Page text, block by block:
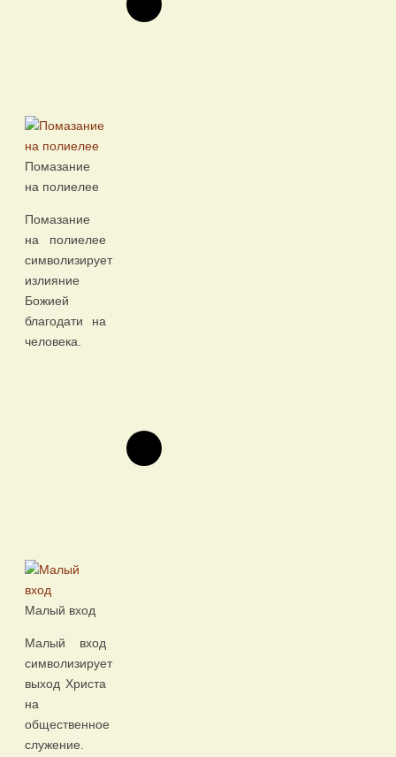
Помазание
на полиелее
Помазание
на полиелее
символизирует
излияние
Божией
благодати на
человека.
Малый вход
Малый вход
символизирует
выход Христа
на
общественное
служение.